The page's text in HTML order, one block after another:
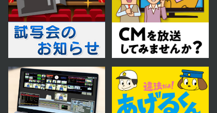
2024年01月25日 放送
第22話